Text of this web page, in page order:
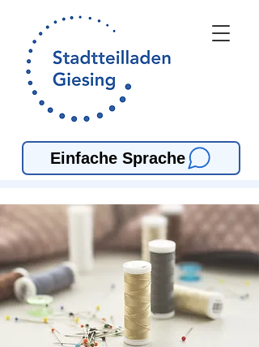
Einfache Sprache